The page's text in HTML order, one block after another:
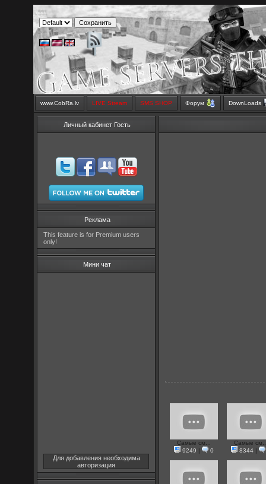
www.CobRa.lv LIVE Stream SMS SHOP Форум DownLoads
Личный кабинет Гость
Реклама
This feature is for Premium users
only!
Мини чат
Для добавления необходима
авторизация
Самые см...
9249 | 0
Самые
8344|